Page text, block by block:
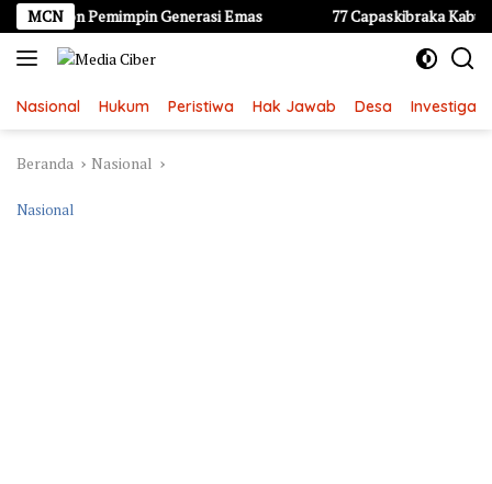
Langsung
ke
konten
MCNPemimpin Generasi Emas 77 Capaskibraka
Nasional Hukum Peristiwa Hak Jawab Desa Investigasi
Beranda Nasional
Nasional